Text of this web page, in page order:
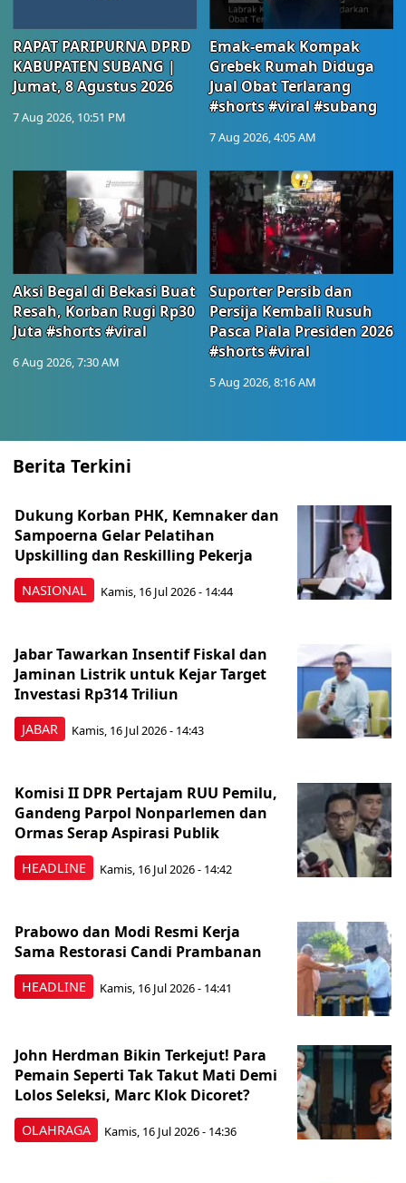
RAPAT PARIPURNA DPRD
KABUPATEN SUBANG |
Jumat, 8 Agustus 2026
7 Aug 2026, 10:51 PM
Emak-emak Kompak
Grebek Rumah Diduga
Jual Obat Terlarang
#shorts #viral #subang
7 Aug 2026, 4:05 AM
Aksi Begal di Bekasi Buat
Resah, Korban Rugi Rp30
Juta #shorts #viral
6 Aug 2026, 7:30 AM
Suporter Persib dan
Persija Kembali Rusuh
Pasca Piala Presiden 2026
#shorts #viral
5 Aug 2026, 8:16 AM
Berita Terkini
NASIONAL
Dukung Korban PHK, Kemnaker dan
Sampoerna Gelar Pelatihan
Upskilling dan Reskilling Pekerja
Kamis, 16 Jul 2026 - 14:44
JABAR
Jabar Tawarkan Insentif Fiskal dan
Jaminan Listrik untuk Kejar Target
Investasi Rp314 Triliun
Kamis, 16 Jul 2026 - 14:43
HEADLINE
Komisi II DPR Pertajam RUU Pemilu,
Gandeng Parpol Nonparlemen dan
Ormas Serap Aspirasi Publik
Kamis, 16 Jul 2026 - 14:42
HEADLINE
Prabowo dan Modi Resmi Kerja
Sama Restorasi Candi Prambanan
Kamis, 16 Jul 2026 - 14:41
OLAHRAGA
John Herdman Bikin Terkejut! Para
Pemain Seperti Tak Takut Mati Demi
Lolos Seleksi, Marc Klok Dicoret?
Kamis, 16 Jul 2026 - 14:36